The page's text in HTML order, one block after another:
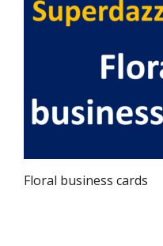
Floral business cards